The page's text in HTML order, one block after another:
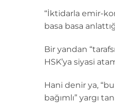
“İktidarla emir-
basa basa
Bir yandan
HSK’ya siyasi
Hani denir ya,
bağımlı” yargı